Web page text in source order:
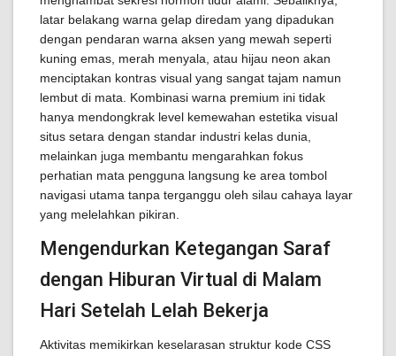
latar belakang warna gelap diredam yang dipadukan
dengan pendaran warna aksen yang mewah seperti
kuning emas, merah menyala, atau hijau neon akan
menciptakan kontras visual yang sangat tajam namun
lembut di mata. Kombinasi warna premium ini tidak
hanya mendongkrak level kemewahan estetika visual
situs setara dengan standar industri kelas dunia,
melainkan juga membantu mengarahkan fokus
perhatian mata pengguna langsung ke area tombol
navigasi utama tanpa terganggu oleh silau cahaya layar
yang melelahkan pikiran.
Mengendurkan Ketegangan Saraf
dengan Hiburan Virtual di Malam
Hari Setelah Lelah Bekerja
Aktivitas memikirkan keselarasan struktur kode CSS